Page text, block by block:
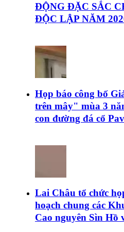
ĐỘNG ĐẶC SẮC
ĐỘC LẬP NĂM
Họp báo công bố
trên mây" mùa 3
con đường đá cổ
Lai Châu tổ chức
hoạch chung các
Cao nguyên Sìn Hồ